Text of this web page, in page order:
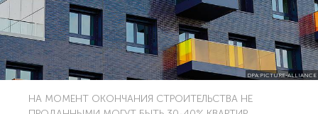
DPA:PICTURE-ALLIANCE
НА МОМЕНТ ОКОНЧАНИЯ СТРОИТЕЛЬСТВА НЕ